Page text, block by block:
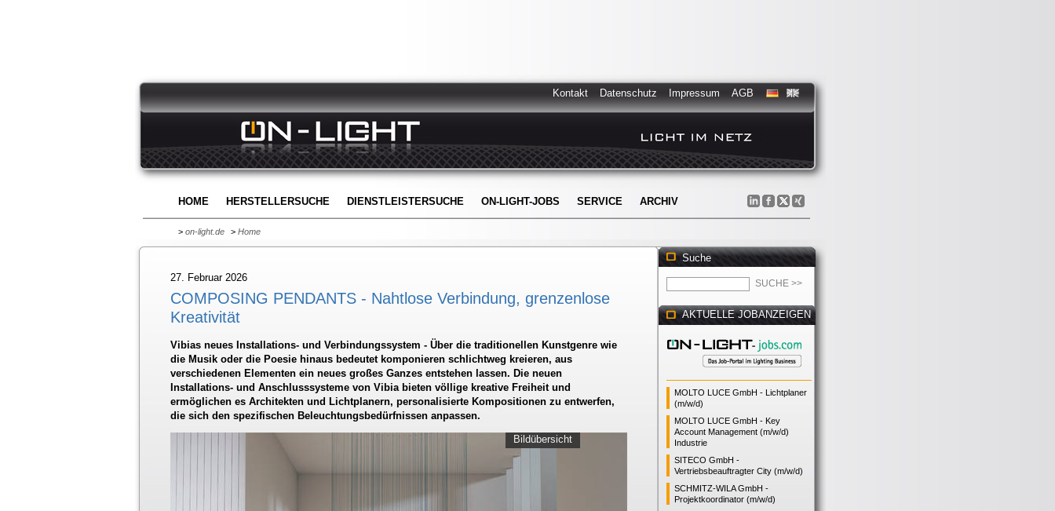
Kontakt Datenschutz Impressum AGB
HOME HERSTELLERSUCHE DIENSTLEISTERSUCHE ON-LIGHT-JOBS SERVICE ARCHIV
> on-light.de > Home
27. Februar 2026
COMPOSING PENDANTS - Nahtlose Verbindung, grenzenlose
Kreativität
Vibias neues Installations- und Verbindungssystem - Über die traditionellen Kunstgenre wie
die Musik oder die Poesie hinaus bedeutet komponieren schlichtweg kreieren, aus
verschiedenen Elementen ein neues großes Ganzes entstehen lassen. Die neuen
Installations- und Anschlusssysteme von Vibia bieten völlige kreative Freiheit und
ermöglichen es Architekten und Lichtplanern, personalisierte Kompositionen zu entwerfen,
die sich den spezifischen Beleuchtungsbedürfnissen anpassen.
Bildübersicht
Suche
AKTUELLE JOBANZEIGEN
MOLTO LUCE GmbH - Lichtplaner
(m/w/d)
MOLTO LUCE GmbH - Key
Account Management (m/w/d)
Industrie
SITECO GmbH -
Vertriebsbeauftragter City (m/w/d)
SCHMITZ-WILA GmbH -
Projektkoordinator (m/w/d)